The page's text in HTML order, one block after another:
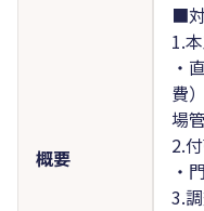
概要
■
1.
・
費
場
2.
・
3.